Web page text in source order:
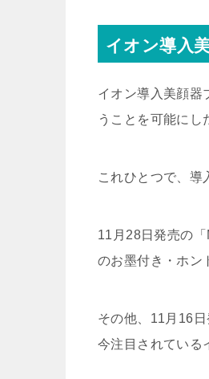
イオン導入
イオン導入美顔器
うことを可能にし
これひとつで、導
11月28日発売の
のお墨付き・ホン
その他、11月16
今注目されている